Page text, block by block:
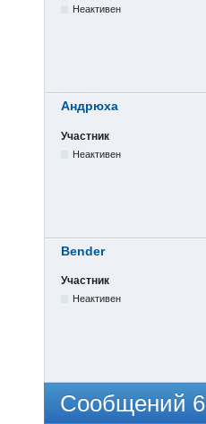
Неактивен
Андрюха
Участник
Неактивен
Bender
Участник
Неактивен
Сообщений 6